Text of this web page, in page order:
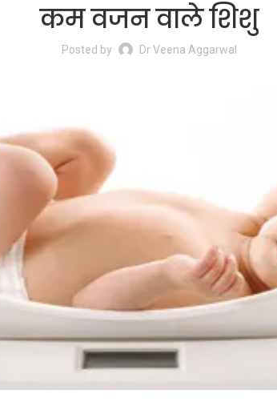
कम वजन वाले शिशु
Posted by Dr Veena Aggarwal